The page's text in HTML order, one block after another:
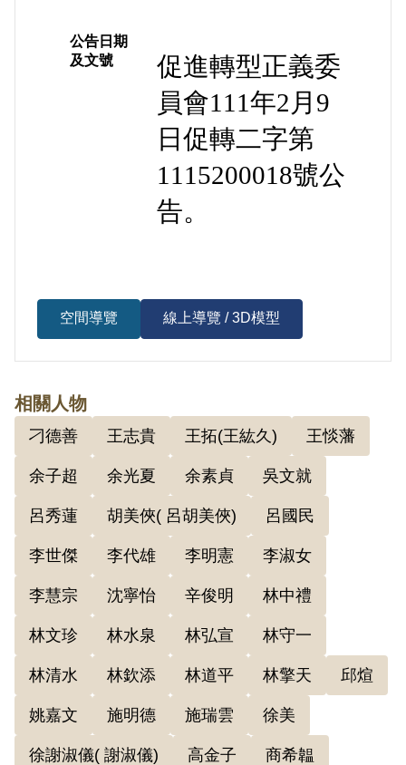
公告日期
及文號
促進轉型正義委
員會111年2月9
日促轉二字第
1115200018號公
告。
空間導覽 線上導覽 / 3D模型
相關人物
刁德善 王志貴 王拓(王紘久) 王惔藩
余子超 余光夏 余素貞 吳文就
呂秀蓮 胡美俠( 呂胡美俠) 呂國民
李世傑 李代雄 李明憲 李淑女
李慧宗 沈寧怡 辛俊明 林中禮
林文珍 林水泉 林弘宣 林守一
林清水 林欽添 林道平 林擎天 邱煊
姚嘉文 施明德 施瑞雲 徐美
徐謝淑儀( 謝淑儀) 高金子 商希韞